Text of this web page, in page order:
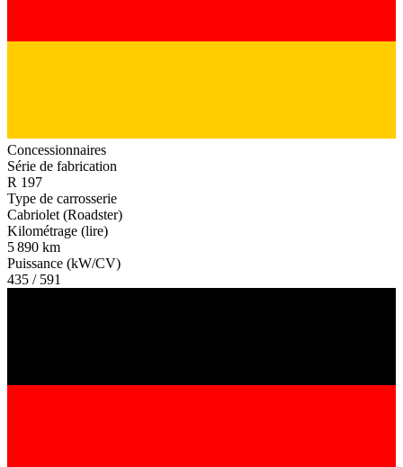
Concessionnaires
Série de fabrication
R 197
Type de carrosserie
Cabriolet (Roadster)
Kilométrage (lire)
5 890 km
Puissance (kW/CV)
435 / 591